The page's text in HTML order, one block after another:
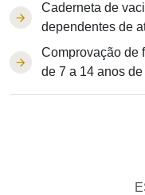
Caderneta de
dependentes de
Comprovação de
de 7 a 14 anos